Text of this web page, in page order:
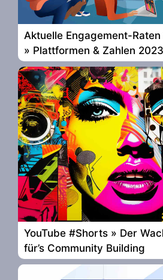
Aktuelle Engagement-
» Plattformen & Zahlen 2023
YouTube #Shorts » Der
für’s Community Building